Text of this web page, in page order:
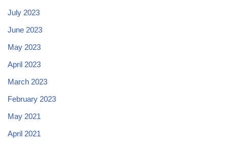
July 2023
June 2023
May 2023
April 2023
March 2023
February 2023
May 2021
April 2021